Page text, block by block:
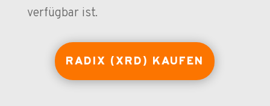
verfügbar ist.
RADIX (XRD) KAUFEN